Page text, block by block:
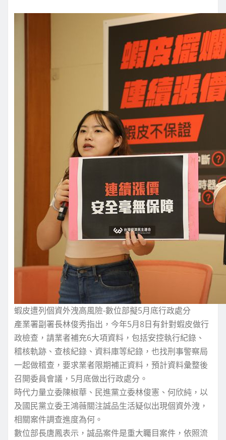
蝦皮遭列個資外洩高風險-數位部擬5月底行政處分
產業署副署長林俊秀指出，今年5月8日有針對蝦皮做行
政檢查，請業者補充6大項資料，包括安控執行紀錄、
稽核軌跡、查核紀錄、資料庫等紀錄，也找刑事警察局
一起做稽查，要求業者限期補正資料，預計資料彙整後
召開委員會議，5月底做出行政處分。
時代力量立委陳椒華、民進黨立委林俊憲、何欣純，以
及國民黨立委王鴻薇關注誠品生活疑似出現個資外洩，
相關案件調查進度為何。
數位部長唐鳳表示，誠品案件是重大矚目案件，依照流